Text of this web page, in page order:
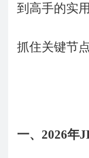
到高手的实
抓住关键节
一、 2026年